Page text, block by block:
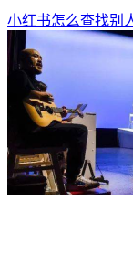
小红书怎么查找别